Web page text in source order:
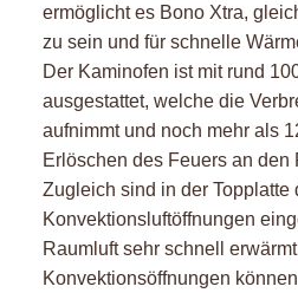
ermöglicht es Bono Xtra,
zu sein und für schnelle
Der Kaminofen ist mit rund
ausgestattet, welche die
aufnimmt und noch mehr als
Erlöschen des Feuers an den
Zugleich sind in der Topplatte
Konvektionsluftöffnungen
Raumluft sehr schnell
Konvektionsöffnungen